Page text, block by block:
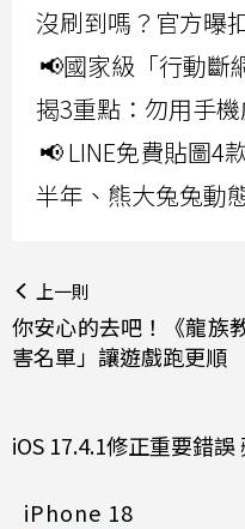
沒刷到嗎？官方曝
📢國家級「行動斷
揭3重點：勿用手
📢 LINE免費貼圖4
半年、熊大兔兔動
上一則
你安心的去吧！《龍族
害名單」讓遊戲跑更順
iOS 17.4.1修正重要錯
iPhone 18